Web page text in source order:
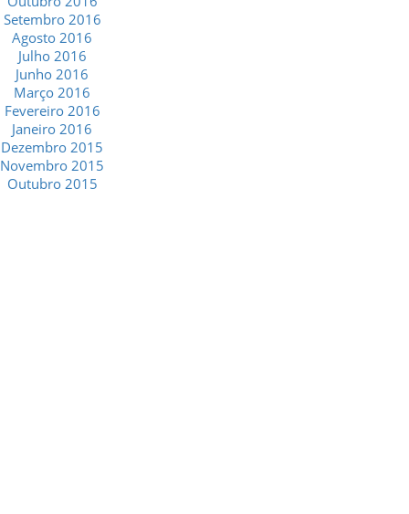
Setembro 2016
Agosto 2016
Julho 2016
Junho 2016
Março 2016
Fevereiro 2016
Janeiro 2016
Dezembro 2015
Novembro 2015
Outubro 2015